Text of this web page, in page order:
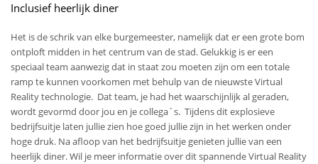
Inclusief heerlijk diner
Het is de schrik van elke burgemeester, namelijk dat er een grote bom
ontploft midden in het centrum van de stad. Gelukkig is er een
speciaal team aanwezig dat in staat zou moeten zijn om een totale
ramp te kunnen voorkomen met behulp van de nieuwste Virtual
Reality technologie. Dat team, je had het waarschijnlijk al geraden,
wordt gevormd door jou en je collega´s. Tijdens dit explosieve
bedrijfsuitje laten jullie zien hoe goed jullie zijn in het werken onder
hoge druk. Na afloop van het bedrijfsuitje genieten jullie van een
heerlijk diner.Wil je meer informatie over dit spannende Virtual Reality